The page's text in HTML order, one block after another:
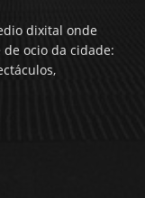
dixital onde
ocio da cidade: